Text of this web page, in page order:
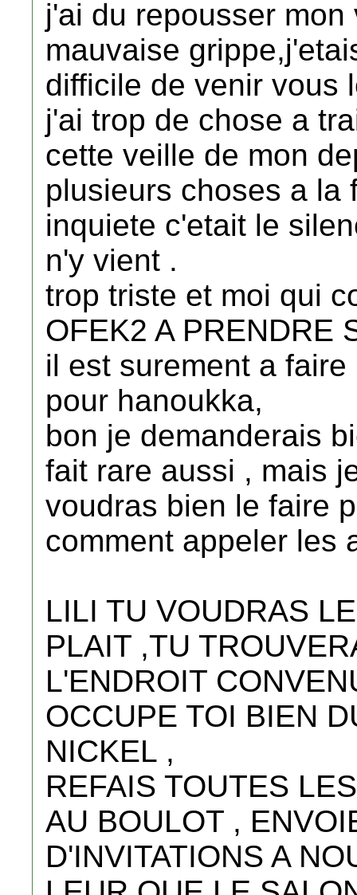
j'ai du repousser
mauvaise
difficile de venir vous
j'ai trop de chose a
cette veille de mon
plusieurs choses a la
inquiete c'etait le
n'y vient .
trop triste et moi qui
OFEK2 A PRENDRE
il est surement a
pour hanoukka,
bon je demanderais
fait rare aussi , mais
voudras bien le faire
comment appeler les
LILI TU VOUDRAS
PLAIT ,TU
L'ENDROIT
OCCUPE TOI BIEN
NICKEL ,
REFAIS TOUTES
AU BOULOT ,
D'INVITATIONS A